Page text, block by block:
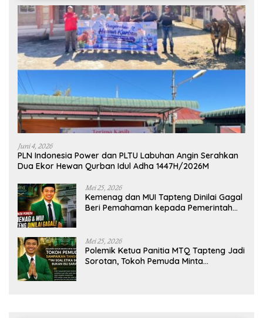
Juni 4, 2026
PLN Indonesia Power dan PLTU Labuhan Angin Serahkan
Dua Ekor Hewan Qurban Idul Adha 1447H/2026M
Mei 25, 2026
Kemenag dan MUI Tapteng Dinilai Gagal
Beri Pemahaman kepada Pemerintah
Mei 25, 2026
Polemik Ketua Panitia MTQ Tapteng Jadi
Sorotan, Tokoh Pemuda Minta